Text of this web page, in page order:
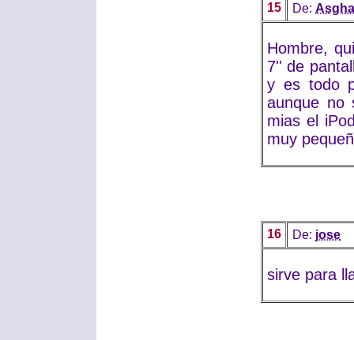
15 De:
Hombre,
7'' de
y es todo
aunque no
mias el
muy
16 De: jose
sirve para